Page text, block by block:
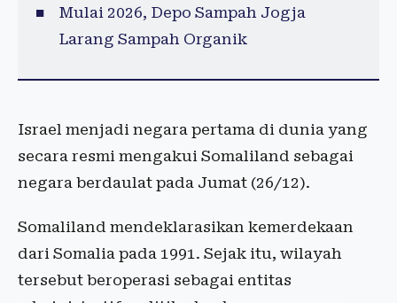
Mulai 2026, Depo Sampah Jogja
Larang Sampah Organik
Israel menjadi negara pertama di dunia yang
secara resmi mengakui Somaliland sebagai
negara berdaulat pada Jumat (26/12).
Somaliland mendeklarasikan kemerdekaan
dari Somalia pada 1991. Sejak itu, wilayah
tersebut beroperasi sebagai entitas